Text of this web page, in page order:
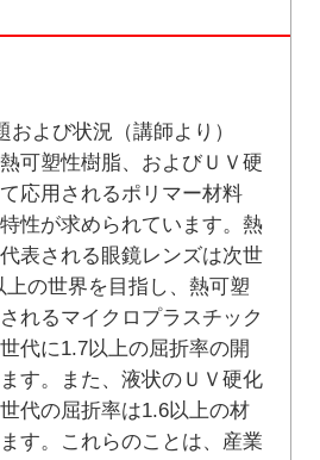
よび状況（講師より）
可塑性樹脂、およびＵＶ硬
応用されるポリマー材料
性が求められています。熱
表される眼鏡レンズは次世
の世界を目指し、熱可塑
れるマイクロプラスチック
代に1.7以上の屈折率の開
す。また、液状のＵＶ硬化
代の屈折率は1.6以上の材
す。これらのことは、産業